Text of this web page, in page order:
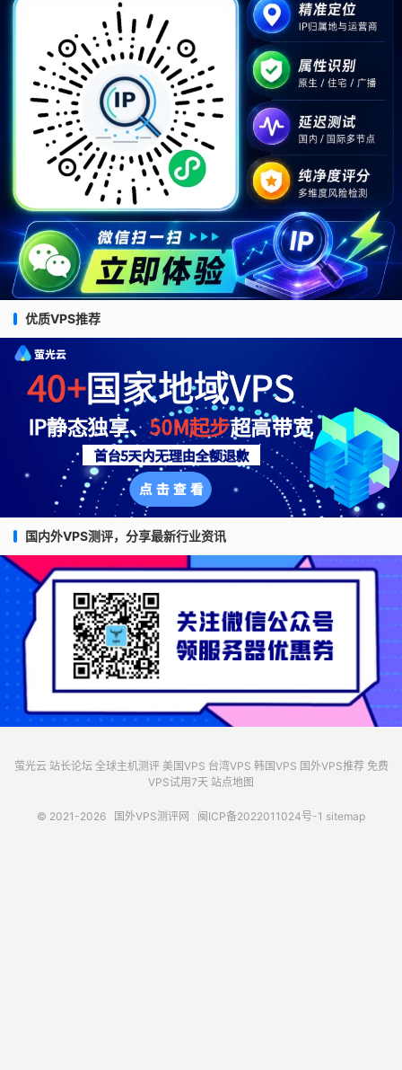
优质VPS推荐
国内外VPS测评，分享最新行业资讯
萤光云 站长论坛 全球主机测评 美国VPS 台湾VPS 韩国VPS 国外VPS推荐 免费
VPS试用7天 站点地图
© 2021-2026 国外VPS测评网 闽ICP备2022011024号-1 sitemap